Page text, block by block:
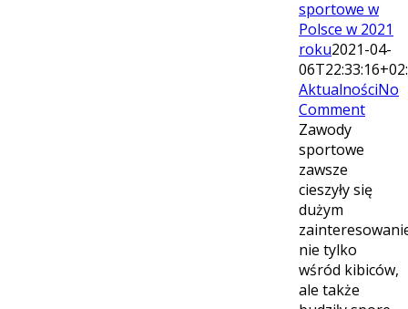
sportowe w
Polsce w 2021
roku2021-04-
AktualnościNo
Comment
Zawody
sportowe
zawsze
cieszyły się
dużym
nie tylko
wśród kibiców,
ale także